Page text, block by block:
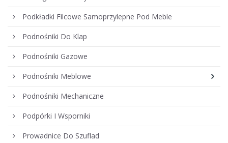
Podkładki Filcowe Samoprzylepne Pod Meble
Podnośniki Do Klap
Podnośniki Gazowe
Podnośniki Meblowe
Podnośniki Mechaniczne
Podpórki I Wsporniki
Prowadnice Do Szuflad